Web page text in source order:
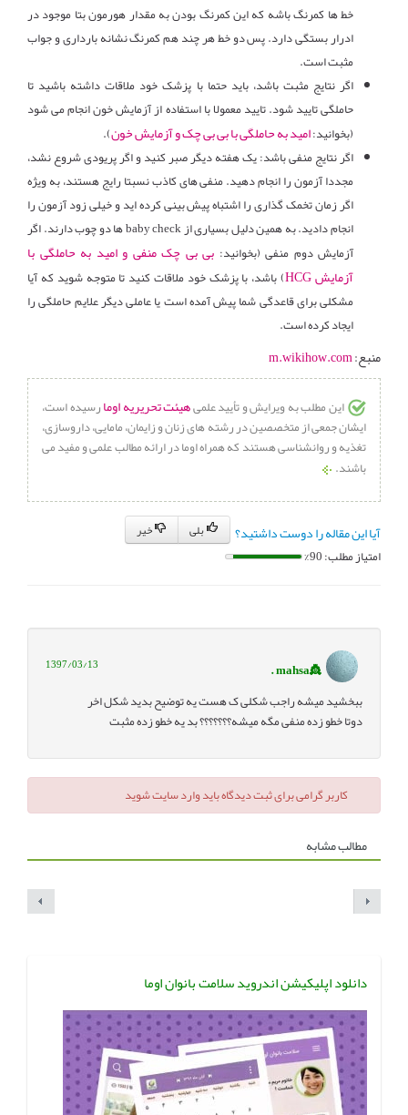
خط ها کمرنگ باشه که این کمرنگ بودن به مقدار هورمون بتا موجود در
ادرار بستگی دارد. پس دو خط هر چند هم کمرنگ نشانه بارداری و جواب
مثبت است.
اگر نتایج مثبت باشد، باید حتما با پزشک خود ملاقات داشته باشید تا
حاملگی تایید شود. تایید معمولا با استفاده از آزمایش خون انجام می شود
(بخوانید:امید به حاملگی با بی بی چک و آزمایش خون).
اگر نتایج منفی باشد: یک هفته دیگر صبر کنید و اگر پریودی شروع نشد،
مجددا آزمون را انجام دهید. منفی های کاذب نسبتا رایج هستند، به ویژه
اگر زمان تخمک گذاری را اشتباه پیش بینی کرده اید و خیلی زود آزمون را
انجام دادید. به همین دلیل بسیاری از baby check ها دو چوب دارند. اگر
آزمایش دوم منفی (بخوانید: بی بی چک منفی و امید به حاملگی با
آزمایش HCG
) باشد، با پزشک خود ملاقات کنید تا متوجه شوید که آیا
مشکلی برای قاعدگی شما پیش آمده است یا عاملی دیگر علایم حاملگی را
ایجاد کرده است.
منبع:m.wikihow.com
این مطلب به ویرایش و تأیید علمیهیئت تحریریه اومارسیده است،
ایشان جمعی از متخصصین در رشته های زنان و زایمان، مامایی، داروسازی،
تغذیه و روانشناسی هستند که همراه اوما در ارائه مطالب علمی و مفید می
باشند.
آیا این مقاله را دوست داشتید؟ خیر
امتیاز مطلب: 90%
👸mahsa .
1397/03/13
ببخشید میشه راجب شکلی ک هست یه توضیح بدید شکل اخر
دوتا خطو زده منفی مگه میشه؟؟؟؟؟؟؟ بد یه خطو زده مثبت
کاربر گرامی برای ثبت دیدگاه باید وارد سایت شوید
مطالب مشابه
دانلود اپلیکیشن اندروید سلامت بانوان اوما